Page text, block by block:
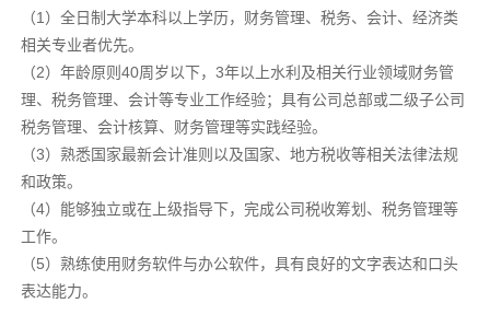
（1）全日制大学本科以上学历，财务管理、税务、会计、经济类
相关专业者优先。
（2）年龄原则40周岁以下，3年以上水利及相关行业领域财务管
理、税务管理、会计等专业工作经验；具有公司总部或二级子公司
税务管理、会计核算、财务管理等实践经验。
（3）熟悉国家最新会计准则以及国家、地方税收等相关法律法规
和政策。
（4）能够独立或在上级指导下，完成公司税收筹划、税务管理等
工作。
（5）熟练使用财务软件与办公软件，具有良好的文字表达和口头
表达能力。